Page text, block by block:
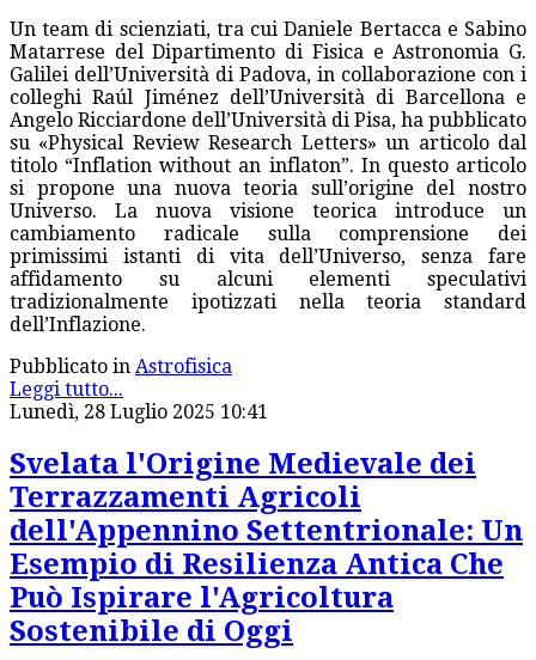
Un team di scienziati, tra cui Daniele Bertacca e Sabino
Matarrese del Dipartimento di Fisica e Astronomia G.
Galilei dell’Università di Padova, in collaborazione con i
colleghi Raúl Jiménez dell’Università di Barcellona e
Angelo Ricciardone dell’Università di Pisa, ha pubblicato
su «Physical Review Research Letters» un articolo dal
titolo “Inflation without an inflaton”. In questo articolo
si propone una nuova teoria sull’origine del nostro
Universo. La nuova visione teorica introduce un
cambiamento radicale sulla comprensione dei
primissimi istanti di vita dell’Universo, senza fare
affidamento su alcuni elementi speculativi
tradizionalmente ipotizzati nella teoria standard
dell’Inflazione.
Pubblicato in Astrofisica
Leggi tutto...
Lunedì, 28 Luglio 2025 10:41
Svelata l'Origine Medievale dei
Terrazzamenti Agricoli
dell'Appennino Settentrionale: Un
Esempio di Resilienza Antica Che
Può Ispirare l'Agricoltura
Sostenibile di Oggi